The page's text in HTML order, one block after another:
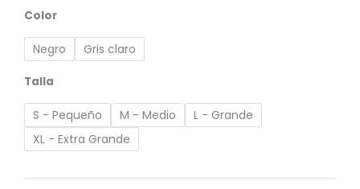
Color
Negro Gris claro
Talla
S - Pequeño M - Medio
L - Grande
XL - Extra Grande
Sweater
Legends
Senna
2